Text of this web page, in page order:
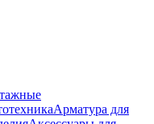
Арматура для